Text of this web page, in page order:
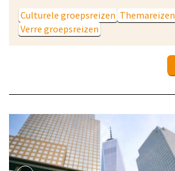
Culturele groepsreizen Themareizen
Verre groepsreizen